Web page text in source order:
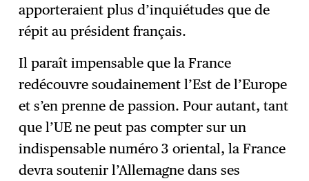
apporteraient plus d’inquiétudes que de
répit au président français.
Il paraît impensable que la France
redécouvre soudainement l’Est de l’Europe
et s’en prenne de passion. Pour autant, tant
que l’UE ne peut pas compter sur un
indispensable numéro 3 oriental, la France
devra soutenir l’Allemagne dans ses